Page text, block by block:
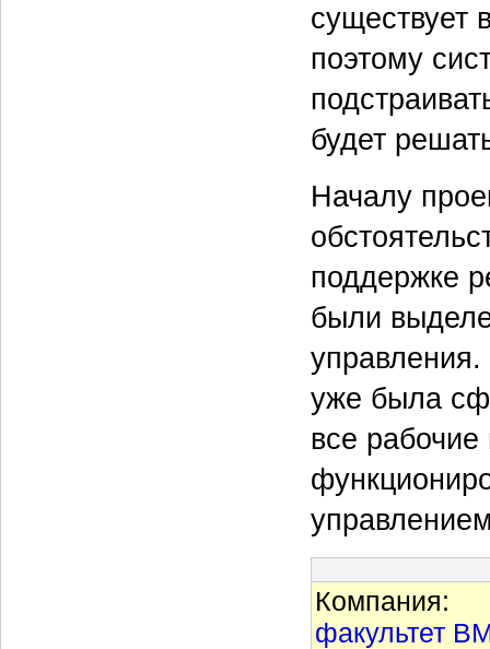
существует
поэтому
будет
Началу
поддержке
были
уже была
все
Компания:
факультет